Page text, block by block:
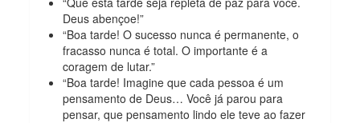
Deus abençoe!”
“Boa tarde! O sucesso nunca é permanente, o
fracasso nunca é total. O importante é a
coragem de lutar.”
“Boa tarde! Imagine que cada pessoa é um
pensamento de Deus… Você já parou para
pensar, que pensamento lindo ele teve ao fazer